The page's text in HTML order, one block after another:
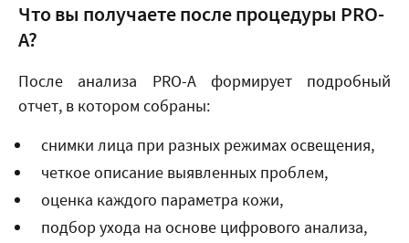
Что вы получаете после процедуры PRO-
A?
После анализа PRO-A формирует подробный
отчет, в котором собраны:
снимки лица при разных режимах освещения,
четкое описание выявленных проблем,
оценка каждого параметра кожи,
подбор ухода на основе цифрового анализа,